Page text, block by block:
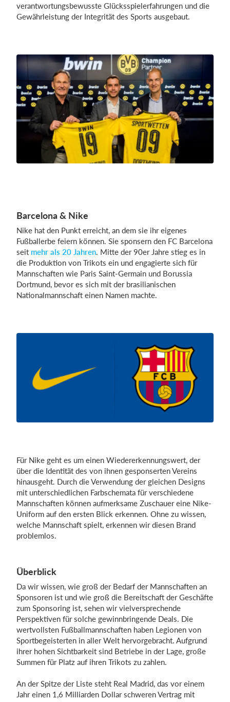
verantwortungsbewusste Glücksspielerfahrungen und die
Gewährleistung der Integrität des Sports ausgebaut.
Barcelona & Nike
Nike hat den Punkt erreicht, an dem sie ihr eigenes
Fußballerbe feiern können. Sie sponsern den FC Barcelona
seit mehr als 20 Jahren. Mitte der 90er Jahre stieg es in
die Produktion von Trikots ein und engagierte sich für
Mannschaften wie Paris Saint-Germain und Borussia
Dortmund, bevor es sich mit der brasilianischen
Nationalmannschaft einen Namen machte.
Für Nike geht es um einen Wiedererkennungswert, der
über die Identität des von ihnen gesponserten Vereins
hinausgeht. Durch die Verwendung der gleichen Designs
mit unterschiedlichen Farbschemata für verschiedene
Mannschaften können aufmerksame Zuschauer eine Nike-
Uniform auf den ersten Blick erkennen. Ohne zu wissen,
welche Mannschaft spielt, erkennen wir diesen Brand
problemlos.
Überblick
Da wir wissen, wie groß der Bedarf der Mannschaften an
Sponsoren ist und wie groß die Bereitschaft der Geschäfte
zum Sponsoring ist, sehen wir vielversprechende
Perspektiven für solche gewinnbringende Deals. Die
wertvollsten Fußballmannschaften haben Legionen von
Sportbegeisterten in aller Welt hervorgebracht. Aufgrund
ihrer hohen Sichtbarkeit sind Betriebe in der Lage, große
Summen für Platz auf ihren Trikots zu zahlen.
An der Spitze der Liste steht Real Madrid, das vor einem
Jahr einen 1,6 Milliarden Dollar schweren Vertrag mit